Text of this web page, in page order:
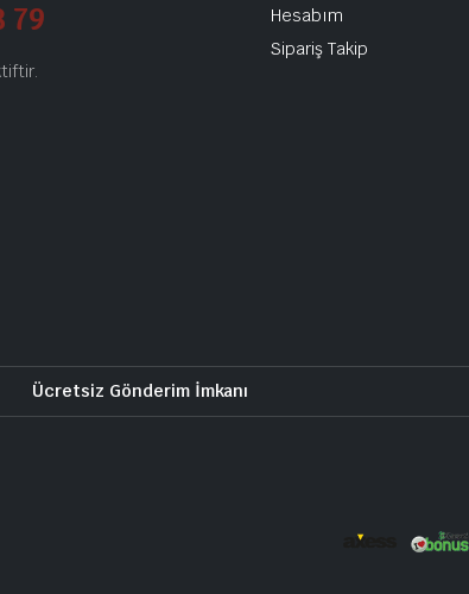
79
Hesabım
Sipariş Takip
Ücretsiz Gönderim İmkanı